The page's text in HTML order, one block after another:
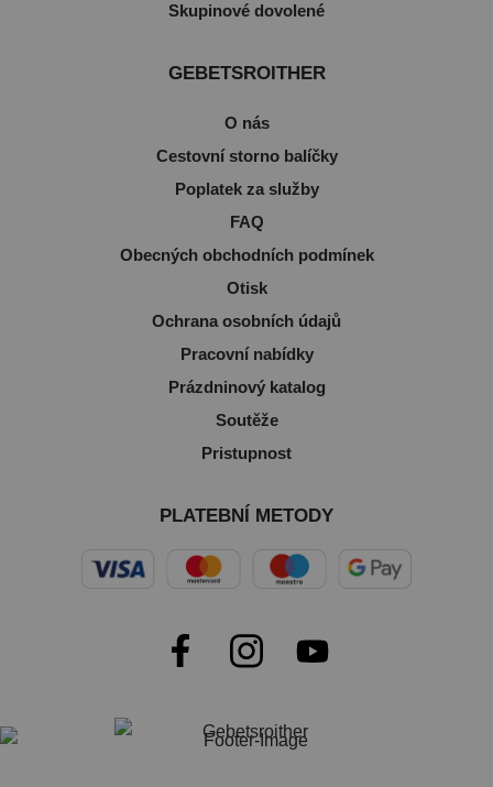
Skupinové dovolené
GEBETSROITHER
O nás
Cestovní storno balíčky
Poplatek za služby
FAQ
Obecných obchodních podmínek
Otisk
Ochrana osobních údajů
Pracovní nabídky
Prázdninový katalog
Soutěže
Pristupnost
PLATEBNÍ METODY